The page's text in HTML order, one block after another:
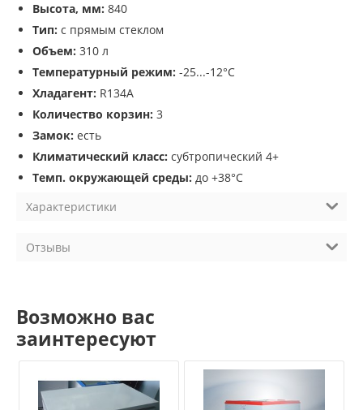
Высота, мм: 840
Тип: с прямым стеклом
Объем: 310 л
Температурный режим: -25...-12°С
Хладагент: R134A
Количество корзин: 3
Замок: есть
Климатический класс: субтропический 4+
Темп. окружающей среды: до +38°С
Характеристики
Отзывы
Возможно вас
заинтересуют